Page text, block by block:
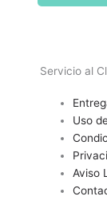
Servicio al
Uso
Aviso